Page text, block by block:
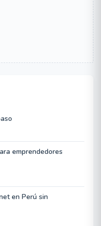
emprendedores
en Perú sin